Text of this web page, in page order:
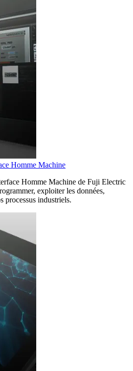
Homme Machine
Homme Machine de Fuji Electric
exploiter les données,
processus industriels.